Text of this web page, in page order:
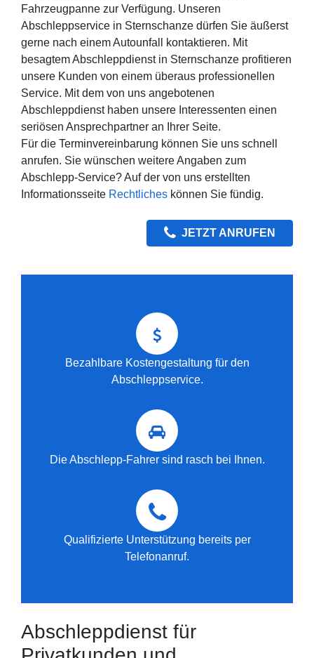
Fahrzeugpanne zur Verfügung. Unseren
Abschleppservice in Sternschanze dürfen Sie äußerst
gerne nach einem Autounfall kontaktieren. Mit
besagtem Abschleppdienst in Sternschanze profitieren
unsere Kunden von einem überaus professionellen
Service. Mit dem von uns angebotenen
Abschleppdienst haben unsere Interessenten einen
seriösen Ansprechpartner an Ihrer Seite.
Für die Terminvereinbarung können Sie uns schnell
anrufen. Sie wünschen weitere Angaben zum
Abschlepp-Service? Auf der von uns erstellten
Informationsseite Rechtliches können Sie fündig.
JETZT ANRUFEN
Bezahlbare Kostengestaltung für den
Abschleppservice.
Die Abschlepp-Fahrer sind rasch bei Ihnen.
Qualifizierte Unterstützung bereits per
Telefonanruf.
Abschleppdienst für